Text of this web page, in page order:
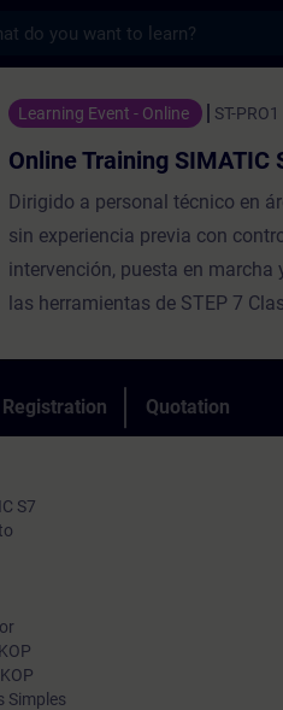
SIMATIC S7 -
Learning Event - Online ST-PRO1
Online Training SIMATIC
Dirigido a personal técnico en
sin experiencia previa con
intervención, puesta en marcha
las herramientas de STEP 7
Quotation
S7
Simples